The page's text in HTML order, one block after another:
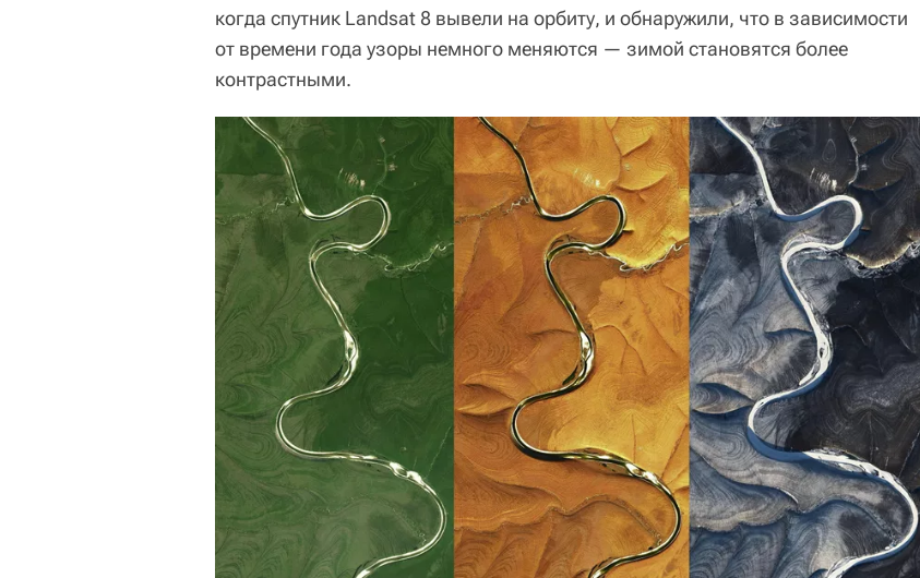
когда спутник Landsat 8 вывели на орбиту, и обнаружили, что в зависимости
от времени года узоры немного меняются — зимой становятся более
контрастными.